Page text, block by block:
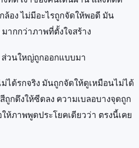
ล้อง ไม่มีอะไรถูกจัดให้พอดี มัน
ากกว่าภาพที่ตั้งใจสร้าง
วนใหญ่ถูกออกแบบมา
ได้รกจริง มันถูกจัดให้ดูเหมือนไม่ได้
ถูกดึงให้ซีดลง ความเบลอบางจุดถูก
ให้ภาพพูดประโยคเดียวว่า ตรงนี้เคย